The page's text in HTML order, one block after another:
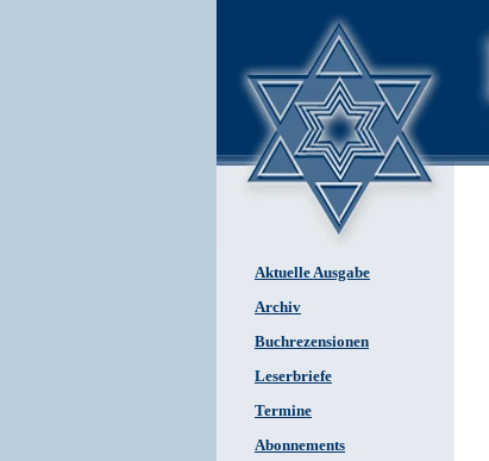
Aktuelle Ausgabe
Archiv
Buchrezensionen
Leserbriefe
Termine
Abonnements